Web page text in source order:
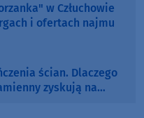
w Człuchowie
i ofertach najmu
ścian. Dlaczego
zyskują na